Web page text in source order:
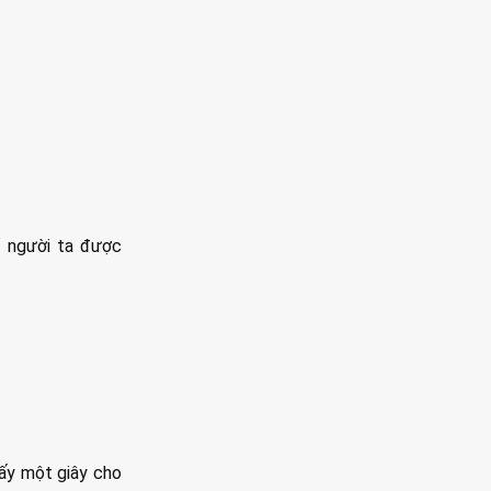
người ta được
một giây cho